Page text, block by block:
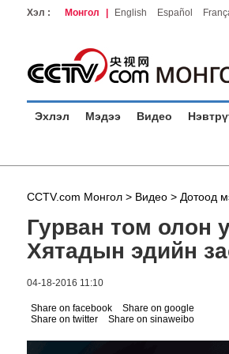
Хэл : Монгол English Español
Эхлэл Мэдээ Видео
CCTV.com Монгол > Видео > Дотоод
Гурван том олон
Хятадын эдийн
04-18-2016 11:10
Share on facebook
Share on google
Share on twitter
Share on sinaweibo